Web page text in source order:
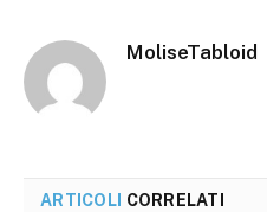
MoliseTabloid
ARTICOLI CORRELATI